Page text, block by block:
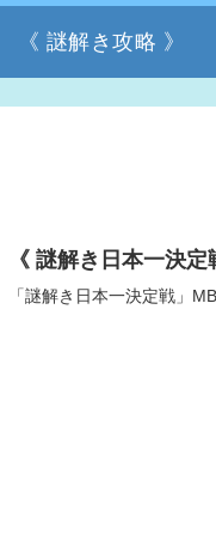
《 謎解き攻略 》
《 謎解き日本一決
「謎解き日本一決定戦」